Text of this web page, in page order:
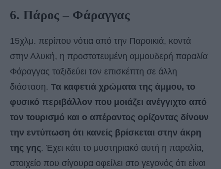
6. Πάρος – Φάραγγας
15χλμ. περίπου νότια από την Παροικιά, κοντά
στην Αλυκή, η προστατευμένη αμμουδερή παραλία
Φάραγγας ταξιδεύει τον επισκέπτη σε άλλη
διάσταση. Τα καφετιά χρώματα της άμμου, το
φυσικό περιβάλλον που μοιάζει ανέγγιχτο από
τον τουρισμό και ο απέραντος ορίζοντας δίνουν
την εντύπωση ότι κανείς βρίσκεται στην άκρη
της γης. Έχει κάτι το μυστηριακό αυτή η παραλία,
στοιχείο που σίγουρα οφείλει στο γεγονός ότι είναι